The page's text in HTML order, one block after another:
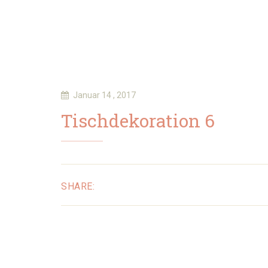
Januar 14 , 2017
Tischdekoration 6
SHARE: